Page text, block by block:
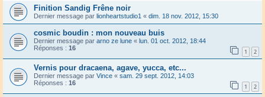
Finition Sandig Frêne noir
Dernier message par lionheartstudio1 « dim. 18 nov. 2012, 15:30
cosmic boudin : mon nouveau buis
Dernier message par arno ze lune « lun. 01 oct. 2012, 18:44
Réponses : 16 1 2
Vernis pour dracaena, agave, yucca, etc...
Dernier message par Vince « sam. 29 sept. 2012, 14:03
Réponses : 16 1 2